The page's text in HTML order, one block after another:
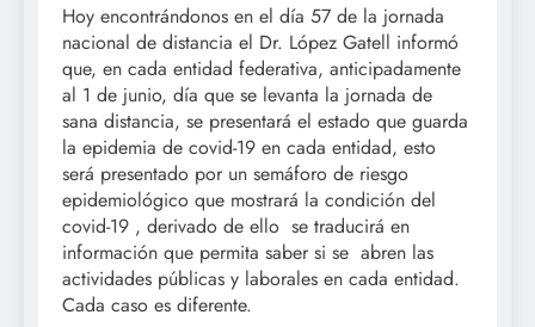
Hoy encontrándonos en el día 57 de la jornada
nacional de distancia el Dr. López Gatell informó
que, en cada entidad federativa, anticipadamente
al 1 de junio, día que se levanta la jornada de
sana distancia, se presentará el estado que guarda
la epidemia de covid-19 en cada entidad, esto
será presentado por un semáforo de riesgo
epidemiológico que mostrará la condición del
covid-19 , derivado de ello se traducirá en
información que permita saber si se abren las
actividades públicas y laborales en cada entidad.
Cada caso es diferente.